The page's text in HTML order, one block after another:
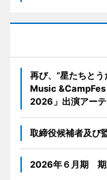
再び、”星たちと
Music
2026」出演アーテ
取締役候補者及び
2026年６月期 期